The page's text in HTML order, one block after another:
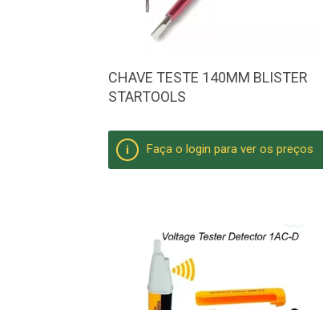
CHAVE TESTE 140MM BLISTER
STARTOOLS
i Faça o login para ver os preços